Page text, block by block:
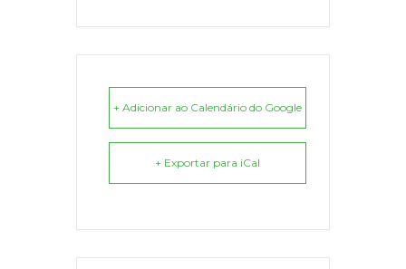
+ Adicionar ao Calendário do Google
+ Exportar para iCal